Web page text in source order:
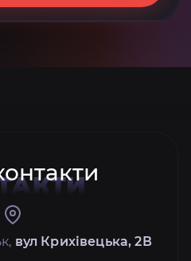
вул Крихівецька, 2В